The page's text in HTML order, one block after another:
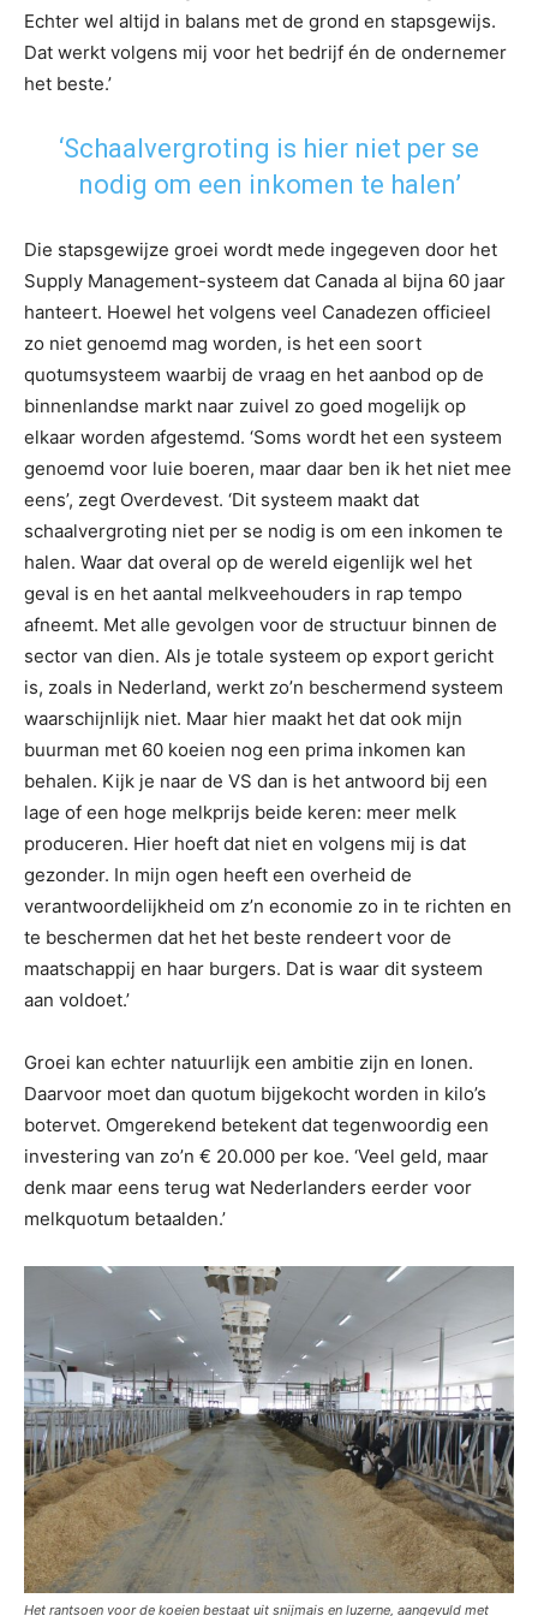
Echter wel altijd in balans met de grond en stapsgewijs.
Dat werkt volgens mij voor het bedrijf én de ondernemer
het beste.’
‘Schaalvergroting is hier niet per se
nodig om een inkomen te halen’
Die stapsgewijze groei wordt mede ingegeven door het
Supply Management-systeem dat Canada al bijna 60 jaar
hanteert. Hoewel het volgens veel Canadezen officieel
zo niet genoemd mag worden, is het een soort
quotumsysteem waarbij de vraag en het aanbod op de
binnenlandse markt naar zuivel zo goed mogelijk op
elkaar worden afgestemd. ‘Soms wordt het een systeem
genoemd voor luie boeren, maar daar ben ik het niet mee
eens’, zegt Overdevest. ‘Dit systeem maakt dat
schaalvergroting niet per se nodig is om een inkomen te
halen. Waar dat overal op de wereld eigenlijk wel het
geval is en het aantal melkveehouders in rap tempo
afneemt. Met alle gevolgen voor de structuur binnen de
sector van dien. Als je totale systeem op export gericht
is, zoals in Nederland, werkt zo’n beschermend systeem
waarschijnlijk niet. Maar hier maakt het dat ook mijn
buurman met 60 koeien nog een prima inkomen kan
behalen. Kijk je naar de VS dan is het antwoord bij een
lage of een hoge melkprijs beide keren: meer melk
produceren. Hier hoeft dat niet en volgens mij is dat
gezonder. In mijn ogen heeft een overheid de
verantwoordelijkheid om z’n economie zo in te richten en
te beschermen dat het het beste rendeert voor de
maatschappij en haar burgers. Dat is waar dit systeem
aan voldoet.’
Groei kan echter natuurlijk een ambitie zijn en lonen.
Daarvoor moet dan quotum bijgekocht worden in kilo’s
botervet. Omgerekend betekent dat tegenwoordig een
investering van zo’n € 20.000 per koe. ‘Veel geld, maar
denk maar eens terug wat Nederlanders eerder voor
melkquotum betaalden.’
Het rantsoen voor de koeien bestaat uit snijmais en luzerne, aangevuld met